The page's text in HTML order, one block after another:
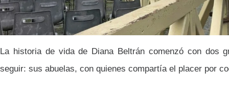
La historia de vida de Diana Beltrán comenzó con dos
seguir: sus abuelas, con quienes compartía el placer por